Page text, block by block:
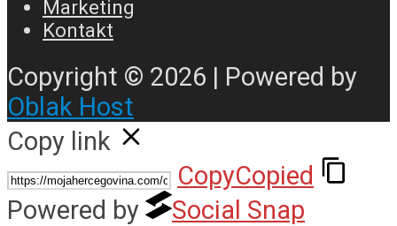
Marketing
Kontakt
Copyright © 2026 | Powered by
Oblak Host
Copy link
CopyCopied
Powered by
Social Snap